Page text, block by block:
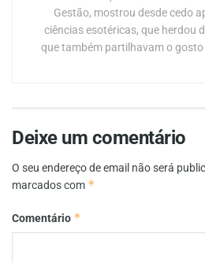
Gestão, mostrou desde cedo
ciências esotéricas, que herdou
que também partilhavam o
Deixe um comentário
O seu endereço de email não será
marcados com *
Comentário *